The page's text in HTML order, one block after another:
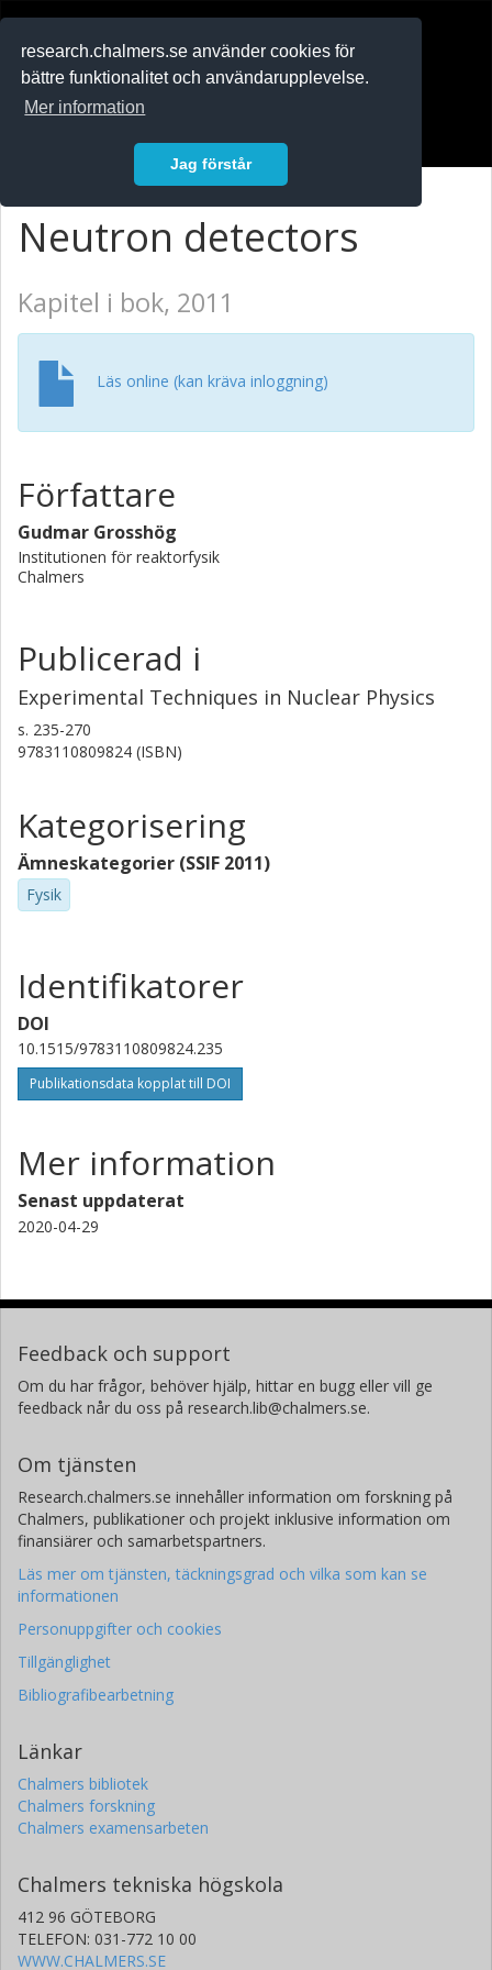
research.chalmers.se använder cookies för
bättre funktionalitet och användarupplevelse.
Mer information
Jag förstår
Neutron detectors
Kapitel i bok, 2011
Läs online (kan kräva inloggning)
Författare
Gudmar Grosshög
Institutionen för reaktorfysik
Chalmers
Publicerad i
Experimental Techniques in Nuclear Physics
s. 235-270
9783110809824 (ISBN)
Kategorisering
Ämneskategorier (SSIF 2011)
Fysik
Identifikatorer
DOI
10.1515/9783110809824.235
Publikationsdata kopplat till DOI
Mer information
Senast uppdaterat
2020-04-29
Feedback och support
Om du har frågor, behöver hjälp, hittar en bugg eller vill ge
feedback når du oss på research.lib@chalmers.se.
Om tjänsten
Research.chalmers.se innehåller information om forskning på
Chalmers, publikationer och projekt inklusive information om
finansiärer och samarbetspartners.
Läs mer om tjänsten, täckningsgrad och vilka som kan se
informationen
Personuppgifter och cookies
Tillgänglighet
Bibliografibearbetning
Länkar
Chalmers bibliotek
Chalmers forskning
Chalmers examensarbeten
Chalmers tekniska högskola
412 96 GÖTEBORG
TELEFON: 031-772 10 00
WWW.CHALMERS.SE